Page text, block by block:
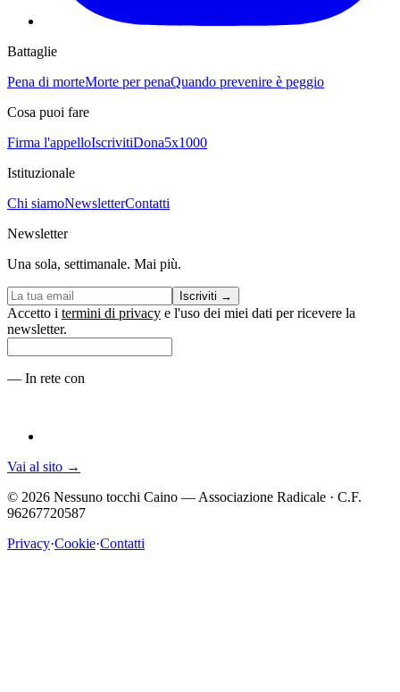
Battaglie
Pena di morteMorte per penaQuando prevenire è peggio
Cosa puoi fare
Firma l'appelloIscrivitiDona5x1000
Istituzionale
Chi siamoNewsletterContatti
Newsletter
Una sola, settimanale. Mai più.
Iscriviti →
Accetto i termini di privacy e l'uso dei miei dati per ricevere la
newsletter.
— In rete con
Vai al sito →
© 2026 Nessuno tocchi Caino — Associazione Radicale · C.F.
96267720587
Privacy·Cookie·Contatti